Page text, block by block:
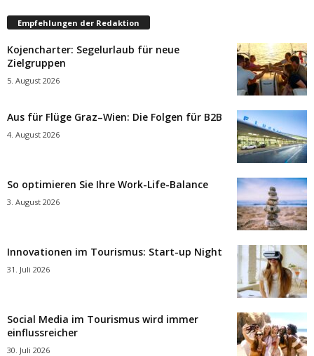
Empfehlungen der Redaktion
Kojencharter: Segelurlaub für neue
Zielgruppen
5. August 2026
Aus für Flüge Graz–Wien: Die Folgen für B2B
4. August 2026
So optimieren Sie Ihre Work-Life-Balance
3. August 2026
Innovationen im Tourismus: Start-up Night
31. Juli 2026
Social Media im Tourismus wird immer
einflussreicher
30. Juli 2026